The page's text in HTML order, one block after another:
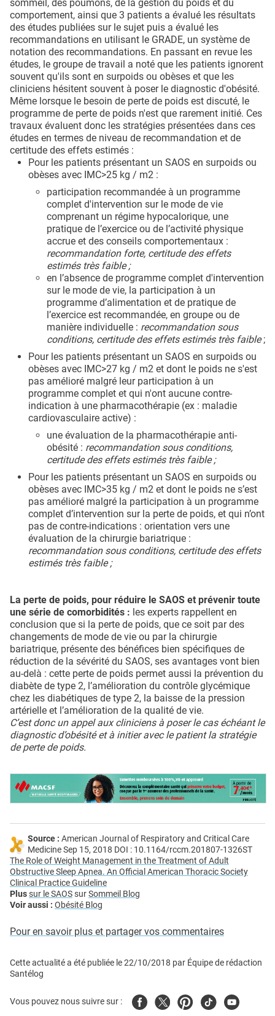
sommeil, des poumons, de la gestion du poids et du
comportement, ainsi que 3 patients a évalué les résultats
des études publiées sur le sujet puis a évalué les
recommandations en utilisant le GRADE, un système de
notation des recommandations. En passant en revue les
études, le groupe de travail a noté que les patients ignorent
souvent qu'ils sont en surpoids ou obèses et que les
cliniciens hésitent souvent à poser le diagnostic d'obésité.
Même lorsque le besoin de perte de poids est discuté, le
programme de perte de poids n'est que rarement initié. Ces
travaux évaluent donc les stratégies présentées dans ces
études en termes de niveau de recommandation et de
certitude des effets estimés :
Pour les patients présentant un SAOS en surpoids ou
obèses avec IMC>25 kg / m2 :
participation recommandée à un programme
complet d'intervention sur le mode de vie
comprenant un régime hypocalorique, une
pratique de l’exercice ou de l’activité physique
accrue et des conseils comportementaux :
recommandation forte, certitude des effets
estimés très faible ;
en l’absence de programme complet d'intervention
sur le mode de vie, la participation à un
programme d’alimentation et de pratique de
l’exercice est recommandée, en groupe ou de
manière individuelle : recommandation sous
conditions, certitude des effets estimés très faible;
Pour les patients présentant un SAOS en surpoids ou
obèses avec IMC>27 kg / m2 et dont le poids ne s'est
pas amélioré malgré leur participation à un
programme complet et qui n'ont aucune contre-
indication à une pharmacothérapie (ex : maladie
cardiovasculaire active) :
une évaluation de la pharmacothérapie anti-
obésité : recommandation sous conditions,
certitude des effets estimés très faible ;
Pour les patients présentant un SAOS en surpoids ou
obèses avec IMC>35 kg / m2 et dont le poids ne s’est
pas amélioré malgré la participation à un programme
complet d’intervention sur la perte de poids, et qui n’ont
pas de contre-indications : orientation vers une
évaluation de la chirurgie bariatrique :
recommandation sous conditions, certitude des effets
estimés très faible ;
La perte de poids, pour réduire le SAOS et prévenir toute
une série de comorbidités : les experts rappellent en
conclusion que si la perte de poids, que ce soit par des
changements de mode de vie ou par la chirurgie
bariatrique, présente des bénéfices bien spécifiques de
réduction de la sévérité du SAOS, ses avantages vont bien
au-delà : cette perte de poids permet aussi la prévention du
diabète de type 2, l’amélioration du contrôle glycémique
chez les diabétiques de type 2, la baisse de la pression
artérielle et l’amélioration de la qualité de vie.
C’est donc un appel aux cliniciens à poser le cas échéant le
diagnostic d’obésité et à initier avec le patient la stratégie
de perte de poids.
Source : American Journal of Respiratory and Critical Care
Medicine Sep 15, 2018 DOI : 10.1164/rccm.201807-1326ST
The Role of Weight Management in the Treatment of Adult
Obstructive Sleep Apnea. An Official American Thoracic Society
Clinical Practice Guideline
Plussur le SAOSsurSommeil Blog
Voir aussi : Obésité Blog
Pour en savoir plus et partager vos commentaires
Cette actualité a été publiée le22/10/2018 par Équipe de rédaction
Santélog
Vous pouvez nous suivre sur : FacebookTwitterPinterest
TiktokYoutube